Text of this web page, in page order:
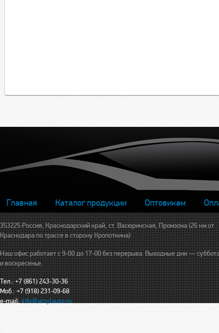
Главная Каталог продукции Оптовикам
353225 Россия, Краснодарский край, ст. Васюринская, Промзона (26 км от
Краснодара по трассе в сторону Кропоткина)
Наш офис работает с 9-00 до 17-00 без перерыва. Выходные дни —
и воскресенье.
Тел.: +7 (861) 243-30-36
Моб.: +7 (918) 231-09-68
e-mail:info@acrylauto.ru